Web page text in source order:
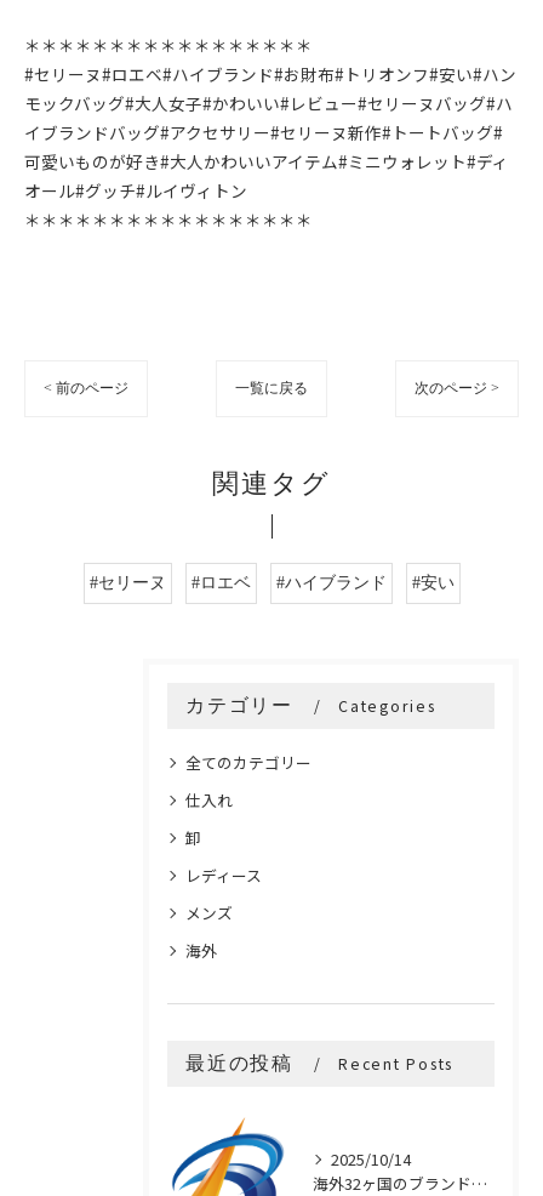
＊＊＊＊＊＊＊＊＊＊＊＊＊＊＊＊＊
#セリーヌ#ロエベ#ハイブランド#お財布#トリオンフ#安い#ハン
モックバッグ#大人女子#かわいい#レビュー#セリーヌバッグ#ハ
イブランドバッグ#アクセサリー#セリーヌ新作#トートバッグ#
可愛いものが好き#大人かわいいアイテム#ミニウォレット#ディ
オール#グッチ#ルイヴィトン
＊＊＊＊＊＊＊＊＊＊＊＊＊＊＊＊＊
< 前のページ 一覧に戻る 次のページ >
関連タグ
#セリーヌ #ロエベ #ハイブランド #安い
カテゴリー Categories
全てのカテゴリー
仕入れ
卸
レディース
メンズ
海外
最近の投稿 Recent Posts
2025/10/14
海外32ヶ国のブランド買付け術